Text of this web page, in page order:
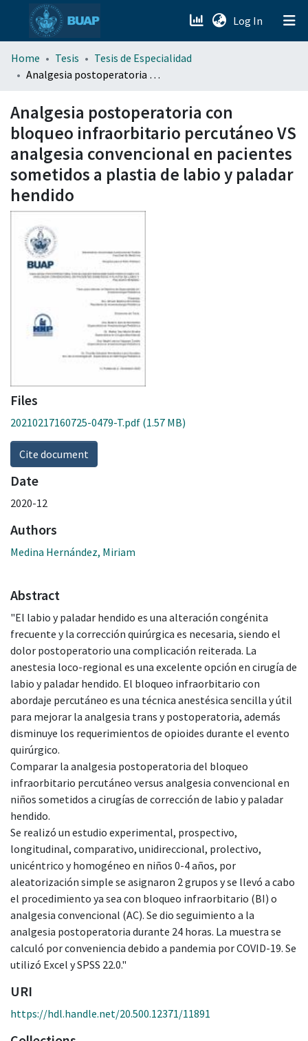
Log In (current)
menu.section.about_menu
Home Tesis
Tesis de Especialidad
Analgesia postoperatoria con bloqueo infraorbitario percutáneo VS analgesia convencional en pacientes sometidos a plastia de labio y paladar hendido
Analgesia postoperatoria con
bloqueo infraorbitario percutáneo VS
analgesia convencional en pacientes
sometidos a plastia de labio y paladar
hendido
Files
20210217160725-0479-T.pdf (1.57 MB)
Cite document
Date
2020-12
Authors
Medina Hernández, Miriam
Abstract
"El labio y paladar hendido es una alteración congénita
frecuente y la corrección quirúrgica es necesaria, siendo el
dolor postoperatorio una complicación reiterada. La
anestesia loco-regional es una excelente opción en cirugía de
labio y paladar hendido. El bloqueo infraorbitario con
abordaje percutáneo es una técnica anestésica sencilla y útil
para mejorar la analgesia trans y postoperatoria, además
disminuye los requerimientos de opioides durante el evento
quirúrgico.
Comparar la analgesia postoperatoria del bloqueo
infraorbitario percutáneo versus analgesia convencional en
niños sometidos a cirugías de corrección de labio y paladar
hendido.
Se realizó un estudio experimental, prospectivo,
longitudinal, comparativo, unidireccional, prolectivo,
unicéntrico y homogéneo en niños 0-4 años, por
aleatorización simple se asignaron 2 grupos y se llevó a cabo
el procedimiento ya sea con bloqueo infraorbitario (BI) o
analgesia convencional (AC). Se dio seguimiento a la
analgesia postoperatoria durante 24 horas. La muestra se
calculó por conveniencia debido a pandemia por COVID-19. Se
utilizó Excel y SPSS 22.0."
URI
https://hdl.handle.net/20.500.12371/11891